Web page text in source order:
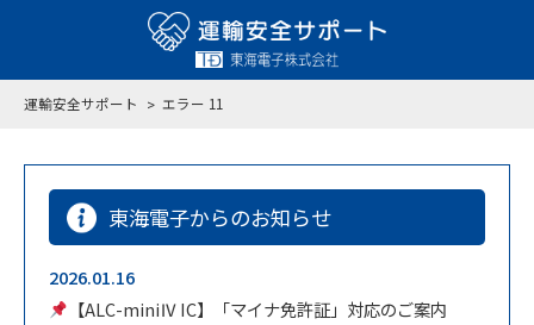
運輸安全サポート エラー 11
東海電子からのお知らせ
2026.01.16
【ALC-miniⅣ IC】「マイナ免許証」対応のご案内